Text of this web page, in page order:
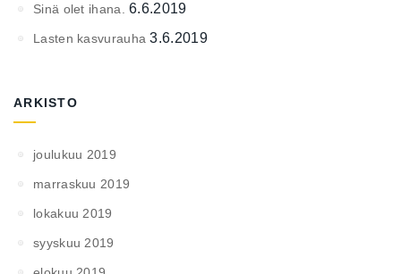
Sinä olet ihana. 6.6.2019
Lasten kasvurauha 3.6.2019
ARKISTO
joulukuu 2019
marraskuu 2019
lokakuu 2019
syyskuu 2019